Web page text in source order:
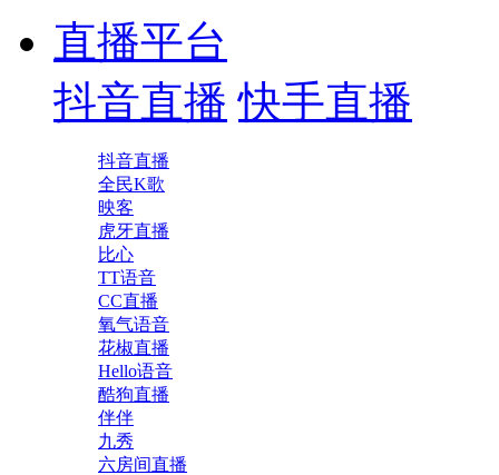
直播平台
抖音直播 快手直播
抖音直播
全民K歌
映客
虎牙直播
比心
TT语音
CC直播
氧气语音
花椒直播
Hello语音
酷狗直播
伴伴
九秀
六房间直播